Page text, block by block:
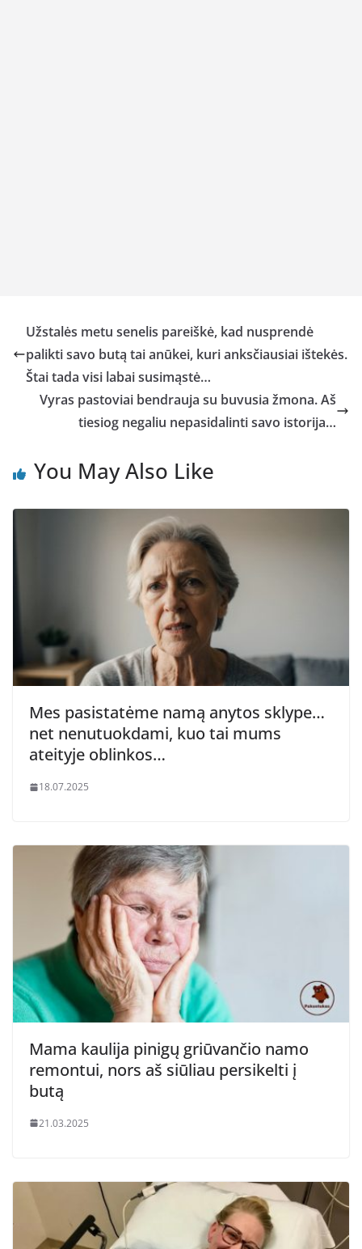
Užstalės metu senelis pareiškė, kad nusprendė
palikti savo butą tai anūkei, kuri anksčiausiai ištekės.
Štai tada visi labai susimąstė…
Vyras pastoviai bendrauja su buvusia žmona. Aš
tiesiog negaliu nepasidalinti savo istorija…
You May Also Like
Mes pasistatėme namą anytos sklype…
net nenutuokdami, kuo tai mums
ateityje oblinkos…
18.07.2025
Mama kaulija pinigų griūvančio namo
remontui, nors aš siūliau persikelti į
butą
21.03.2025